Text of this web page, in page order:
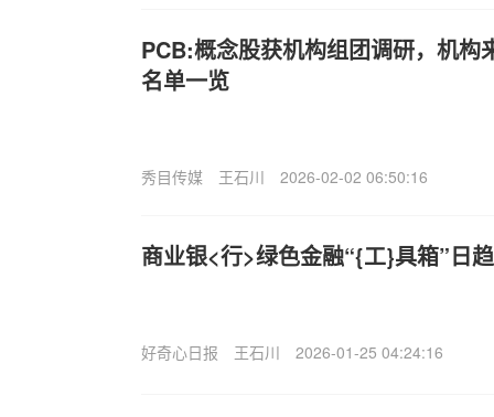
PCB:概念股获机构组团调研，机构
名单一览
秀目传媒 王石川 2026-02-02 06:50:16
商业银<行>绿色金融“{工}具箱”日
好奇心日报 王石川 2026-01-25 04:24:16